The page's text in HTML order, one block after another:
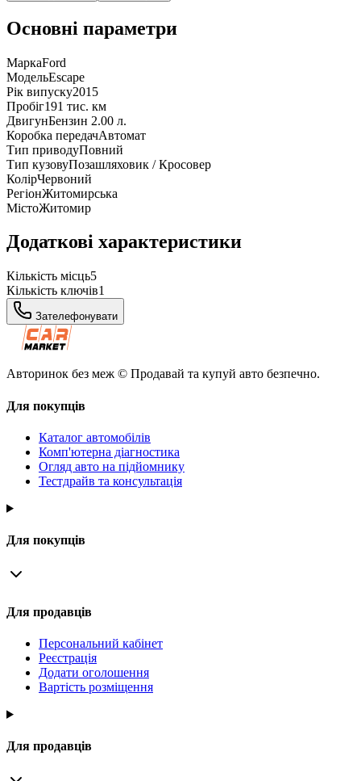
Основні параметри
МаркаFord
МодельEscape
Рік випуску2015
Пробіг191 тис. км
ДвигунБензин 2.00 л.
Коробка передачАвтомат
Тип приводуПовний
Тип кузовуПозашляховик / Кросовер
КолірЧервоний
РегіонЖитомирська
МістоЖитомир
Додаткові характеристики
Кількість місць5
Кількість ключів1
Зателефонувати
Авторинок без меж © Продавай та купуй авто безпечно.
Для покупців
Каталог автомобілів
Комп'ютерна діагностика
Огляд авто на підйомнику
Тестдрайв та консультація
Для покупців
Для продавців
Персональний кабінет
Реєстрація
Додати оголошення
Вартість розміщення
Для продавців